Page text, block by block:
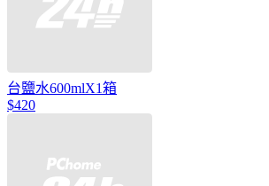
台鹽水600mlX1箱
$420